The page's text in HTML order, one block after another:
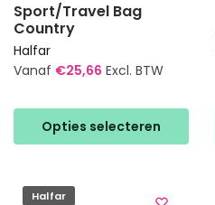
Sport/Travel Bag
Country
Halfar
Vanaf €25,66 Excl. BTW
Opties selecteren
product
heeft
variaties.
Halfar